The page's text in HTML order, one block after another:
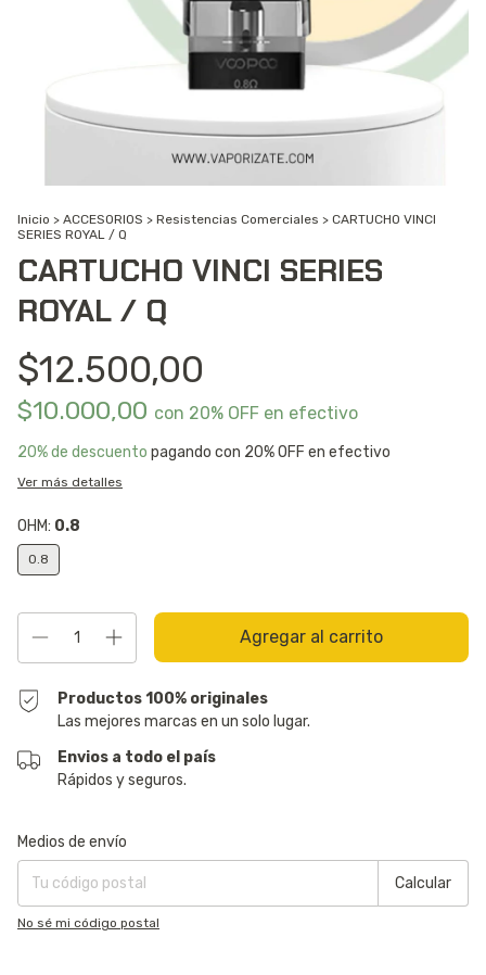
Inicio > ACCESORIOS > Resistencias Comerciales > CARTUCHO VINCI
SERIES ROYAL / Q
CARTUCHO VINCI SERIES
ROYAL / Q
$12.500,00
$10.000,00 con 20% OFF en efectivo
20% de descuento pagando con 20% OFF en efectivo
Ver más detalles
OHM: 0.8
0.8
Productos 100% originales
Las mejores marcas en un solo lugar.
Envios a todo el país
Rápidos y seguros.
Entregas para el CP:
Medios de envío
Calcular
No sé mi código postal